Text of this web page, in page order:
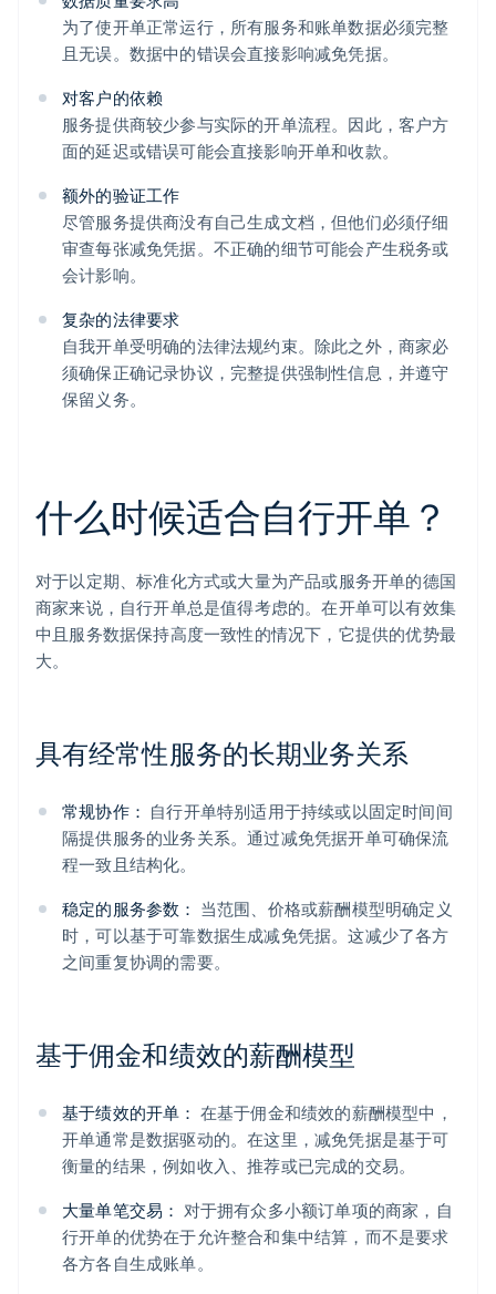
为了使开单正常运行，所有服务和账单数据必须完整
且无误。数据中的错误会直接影响减免凭据。
对客户的依赖
服务提供商较少参与实际的开单流程。因此，客户方
面的延迟或错误可能会直接影响开单和收款。
额外的验证工作
尽管服务提供商没有自己生成文档，但他们必须仔细
审查每张减免凭据。不正确的细节可能会产生税务或
会计影响。
复杂的法律要求
自我开单受明确的法律法规约束。除此之外，商家必
须确保正确记录协议，完整提供强制性信息，并遵守
保留义务。
什么时候适合自行开单？
对于以定期、标准化方式或大量为产品或服务开单的德国
商家来说，自行开单总是值得考虑的。在开单可以有效集
中且服务数据保持高度一致性的情况下，它提供的优势最
大。
具有经常性服务的长期业务关系
常规协作： 自行开单特别适用于持续或以固定时间间
隔提供服务的业务关系。通过减免凭据开单可确保流
程一致且结构化。
稳定的服务参数： 当范围、价格或薪酬模型明确定义
时，可以基于可靠数据生成减免凭据。这减少了各方
之间重复协调的需要。
基于佣金和绩效的薪酬模型
基于绩效的开单： 在基于佣金和绩效的薪酬模型中，
开单通常是数据驱动的。在这里，减免凭据是基于可
衡量的结果，例如收入、推荐或已完成的交易。
大量单笔交易： 对于拥有众多小额订单项的商家，自
行开单的优势在于允许整合和集中结算，而不是要求
各方各自生成账单。